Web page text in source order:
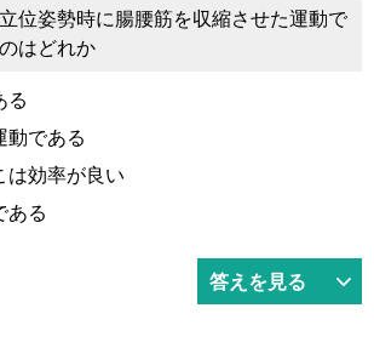
位姿勢時に腸腰筋を収縮させた運動で
はどれか
る
動である
は効率が良い
ある
答えを見る